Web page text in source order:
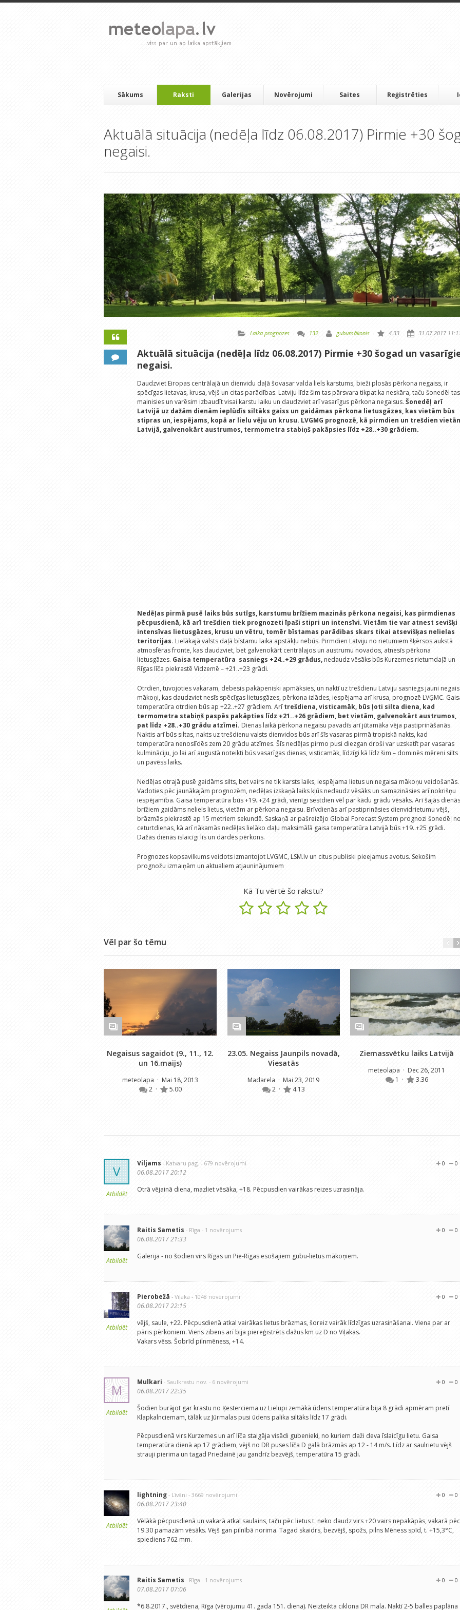
Sākums Raksti Galerijas Novērojumi Saites Reģistrēties
Aktuālā situācija (nedēļa līdz 06.08.2017) Pirmie +30
negaisi.
Laika prognozes · 132 · gubumākonis · 4.33 · 31.07.2017
Aktuālā situācija (nedēļa līdz 06.08.2017) Pirmie +30 šogad un
negaisi.
Daudzviet Eiropas centrālajā un dienvidu daļā šovasar valda liels karstums, bieži plosās pērkona negaiss, ir
spēcīgas lietavas, krusa, vējš un citas parādības. Latviju līdz šim tas pārsvara tikpat ka neskāra, taču šonedēl tas
mainisies un varēsim izbaudīt visai karstu laiku un daudzviet arī vasarīgus pērkona negaisus. Šonedēļ arī
Latvijā uz dažām dienām ieplūdīs siltāks gaiss un gaidāmas pērkona lietusgāzes, kas vietām būs
stipras un, iespējams, kopā ar lielu vēju un krusu. LVGMG prognozē, kā pirmdien un trešdien
Latvijā, galvenokārt austrumos, termometra stabiņš pakāpsies līdz +28..+30 grādiem.
Nedēļas pirmā pusē laiks būs sutīgs, karstumu brīžiem mazinās pērkona negaisi, kas pirmdienas
pēcpusdienā, kā arī trešdien tiek prognozeti īpaši stipri un intensīvi. Vietām tie var atnest sevišķi
intensīvas lietusgāzes, krusu un vētru, tomēr bīstamas parādibas skars tikai atsevišķas nelielas
teritorijas. Lielākajā valsts daļā bīstamu laika apstākļu nebūs. Pirmdien Latviju no rietumiem šķērsos aukstā
atmosfēras fronte, kas daudzviet, bet galvenokārt centrālajos un austrumu novados, atnesīs pērkona
lietusgāzes. Gaisa temperatūra sasniegs +24..+29 grādus,nedaudz vēsāks būs Kurzemes rietumdaļā un
Rīgas līča piekrastē Vidzemē – +21..+23 grādi.
Otrdien, tuvojoties vakaram, debesis pakāpeniski apmāksies, un naktī uz trešdienu Latviju sasniegs jauni
mākoņi, kas daudzviet nesīs spēcīgas lietusgāzes, pērkona izlādes, iespējama arī krusa, prognozē LVĢMC.
temperatūra otrdien būs ap +22..+27 grādiem. Arītrešdiena, visticamāk, būs ļoti silta diena, kad
termometra stabiņš paspēs pakāpties līdz +21..+26 grādiem, bet vietām, galvenokārt austrumos,
pat līdz +28..+30 grādu atzīmei. Dienas laikā pērkona negaisu pavadīs arī jūtamāka vēja pastiprināšanās.
Naktis arī būs siltas, nakts uz trešdienu valsts dienvidos būs arī šīs vasaras pirmā tropiskā nakts, kad
temperatūra nenoslīdēs zem 20 grādu atzīmes. Šīs nedēļas pirmo pusi diezgan droši var uzskatīt par vasaras
kulmināciju, jo lai arī augustā noteikti būs vasarīgas dienas, visticamāk, līdzīgi kā līdz šim – dominēs mēreni silts
un pavēss laiks.
Nedēļas otrajā pusē gaidāms silts, bet vairs ne tik karsts laiks, iespējama lietus un negaisa mākoņu veidošanās.
Vadoties pēc jaunākajām prognozēm, nedēļas izskaņā laiks kļūs nedaudz vēsāks un samazināsies arī nokrišņu
iespējamība. Gaisa temperatūra būs +19..+24 grādi, vienīgi sestdien vēl par kādu grādu vēsāks. Arī šajās dienās
brīžiem gaidāms neliels lietus, vietām ar pērkona negaisu. Brīvdienās arī pastiprināsies dienvidrietumu vējš,
brāzmās piekrastē ap 15 metriem sekundē. Saskaņā ar pašreizējo Global Forecast System prognozi šonedēļ no
ceturtdienas, kā arī nākamās nedēļas lielāko daļu maksimālā gaisa temperatūra Latvijā būs +19..+25 grādi.
Dažās dienās īslaicīgi līs un dārdēs pērkons.
Prognozes kopsavilkums veidots izmantojot LVGMC, LSM.lv un citus publiski pieejamus avotus. Sekošim
prognožu izmaiņām un aktualiem atjauninājumiem
Kā Tu vērtē šo rakstu?
Vēl par šo tēmu
Negaisus sagaidot (9., 11., 12.
un 16.maijs)
meteolapa · Mai 18, 2013
2 · 5.00
23.05. Negaiss Jaunpils novadā,
Viesatās
Madarela · Mai 23, 2019
2 · 4.13
Ziemassvētku laiks Latvijā
meteolapa · Dec 26, 2011
1 · 3.36
V
Atbildēt
Viljams - Katvaru pag. - 679 novērojumi 0
0
06.08.2017 20:12
Otrā vējainā diena, mazliet vēsāka, +18. Pēcpusdien vairākas reizes uzrasināja.
Atbildēt
Raitis Sametis - Rīga - 1 novērojums 0
0
06.08.2017 21:33
Galerija - no šodien virs Rīgas un Pie-Rīgas esošajiem gubu-lietus mākoņiem.
Atbildēt
Pierobežā - Viļaka - 1048 novērojumi 0
0
06.08.2017 22:15
vējš, saule, +22. Pēcpusdienā atkal vairākas lietus brāzmas, šoreiz vairāk līdzīgas uzrasināšanai. Viena par ar
pāris pērkoniem. Viens zibens arī bija piereģistrēts dažus km uz D no Viļakas.
Vakars vēss. Šobrīd pilnmēness, +14.
M
Atbildēt
Mulkari - Saulkrastu nov. - 6 novērojumi 0
0
06.08.2017 22:35
Šodien burājot gar krastu no Ķesterciema uz Lielupi zemākā ūdens temperatūra bija 8 grādi apmēram pretī
Klapkalnciemam, tālāk uz Jūrmalas pusi ūdens palika siltāks līdz 17 grādi.
Pēcpusdienā virs Kurzemes un arī līča staigāja visādi gubenieki, no kuriem daži deva īslaicīgu lietu. Gaisa
temperatūra dienā ap 17 grādiem, vējš no DR puses līča D galā brāzmās ap 12 - 14 m/s. Līdz ar saulrietu vējš
strauji pierima un tagad Priedainē jau gandrīz bezvējš, temperatūra 15 grādi.
Atbildēt
lightning - Līvāni - 3669 novērojumi 0
0
06.08.2017 23:40
Vēlākā pēcpusdienā un vakarā atkal saulains, taču pēc lietus t. neko daudz virs +20 vairs nepakāpās, vakarā pēc
19.30 pamazām vēsāks. Vējš gan pilnībā norima. Tagad skaidrs, bezvējš, spožs, pilns Mēness spīd, t. +15,3°C,
spiediens 762 mm.
Raitis Sametis - Rīga - 1 novērojums 0
0
07.08.2017 07:06
*6.8.2017., svētdiena, Rīga (vērojumu 41. gada 151. diena). Neizteikta ciklona DR mala. Naktī 2-5 balles paplāna